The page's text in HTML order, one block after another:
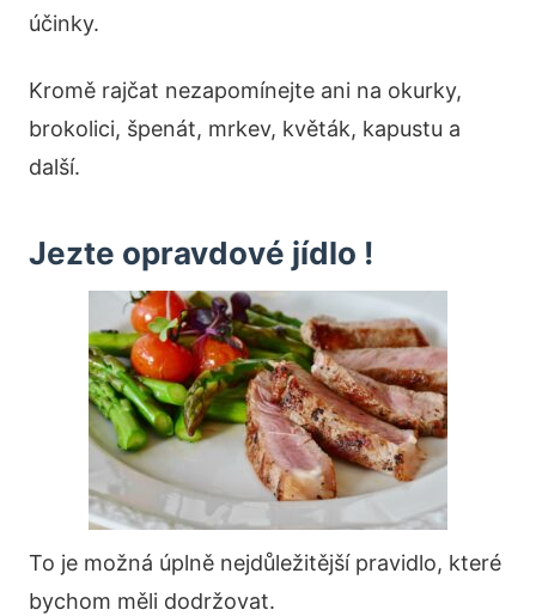
účinky.
Kromě rajčat nezapomínejte ani na okurky,
brokolici, špenát, mrkev, květák, kapustu a
další.
Jezte opravdové jídlo !
To je možná úplně nejdůležitější pravidlo, které
bychom měli dodržovat.